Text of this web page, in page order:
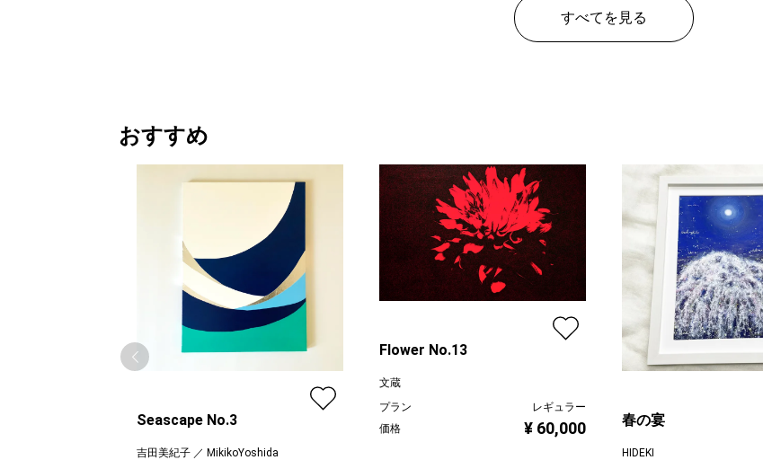
すべてを見る
おすすめ
Seascape No.3
吉田美紀子 ／ MikikoYoshida
Flower No.13
文蔵
プラン
レギュラー
価格
¥ 60,000 春の宴
HIDEKI